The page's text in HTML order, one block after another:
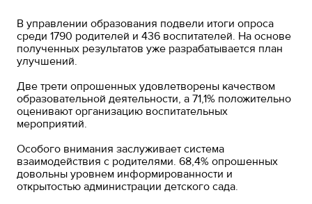
В управлении образования подвели итоги опроса
среди 1790 родителей и 436 воспитателей. На основе
полученных результатов уже разрабатывается план
улучшений.
Две трети опрошенных удовлетворены качеством
образовательной деятельности, а 71,1% положительно
оценивают организацию воспитательных
мероприятий.
Особого внимания заслуживает система
взаимодействия с родителями. 68,4% опрошенных
довольны уровнем информированности и
открытостью администрации детского сада.